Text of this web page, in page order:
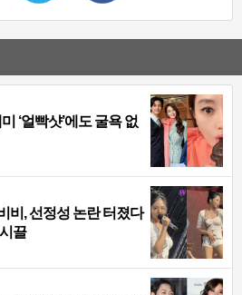
‘얼빡샷’에도 굴욕 없
비, 선정성 논란 터졌다
끌